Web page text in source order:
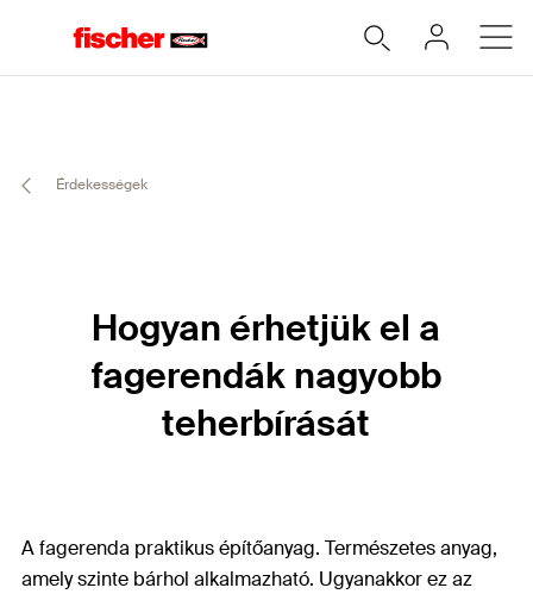
Érdekességek
Hogyan érhetjük el a
fagerendák nagyobb
teherbírását
A fagerenda praktikus építőanyag. Természetes anyag,
amely szinte bárhol alkalmazható. Ugyanakkor ez az